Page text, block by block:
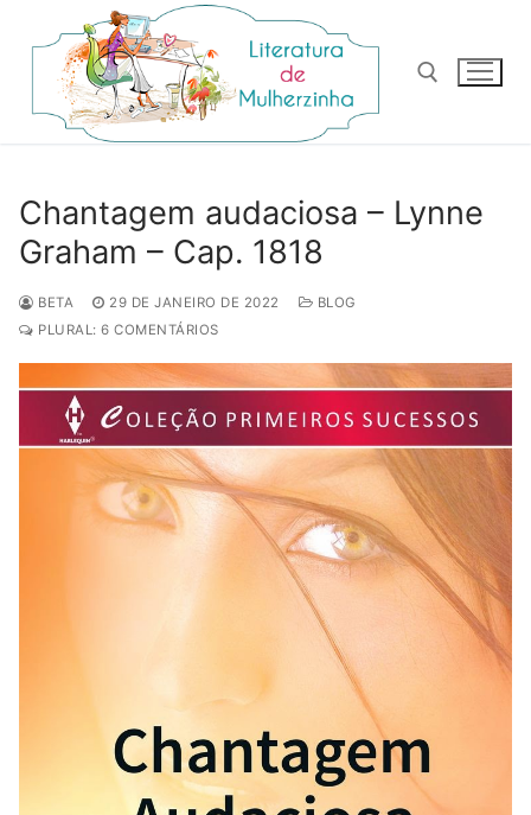
para
conteúdo
Chantagem audaciosa – Lynne
Graham – Cap. 1818
BETA 29 DE JANEIRO DE 2022
BLOG
PLURAL: 6 COMENTÁRIOS